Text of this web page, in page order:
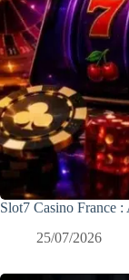
Slot7 Casino France
25/07/2026